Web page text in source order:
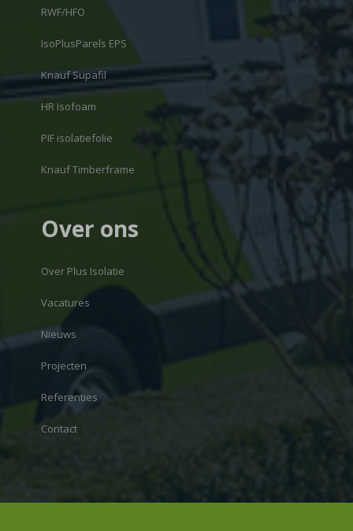
RWF/HFO
IsoPlusParels EPS
Knauf Supafil
HR Isofoam
PIF isolatiefolie
Knauf Timberframe
Over ons
Over Plus Isolatie
Vacatures
Nieuws
Projecten
Referenties
Contact